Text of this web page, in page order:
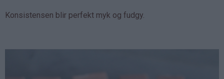
Konsistensen blir perfekt myk og fudgy.